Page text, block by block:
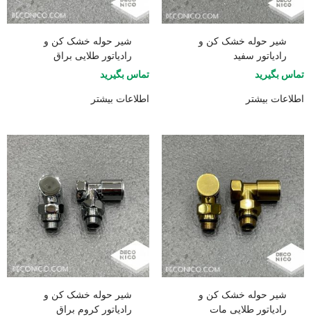
شیر حوله خشک کن و
رادیاتور سفید
تماس بگیرید
اطلاعات بیشتر
شیر حوله خشک کن و
رادیاتور طلایی براق
تماس بگیرید
اطلاعات بیشتر
شیر حوله خشک کن و
رادیاتور طلایی مات
شیر حوله خشک کن و
رادیاتور کروم براق